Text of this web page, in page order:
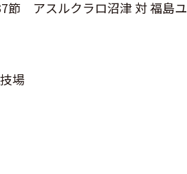
節 アスルクラロ沼津 対 福島
場